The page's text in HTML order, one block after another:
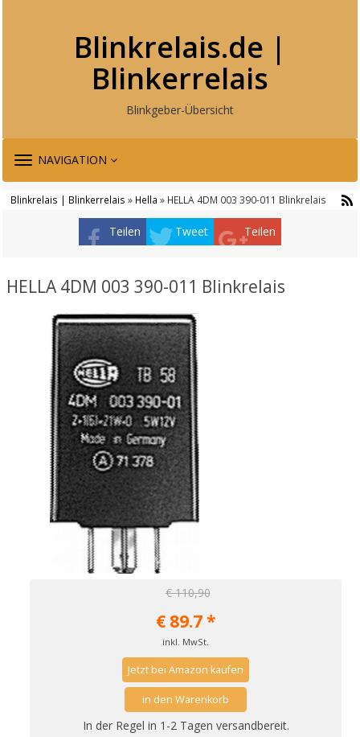
Blinkrelais.de |
Blinkerrelais
Blinkgeber-Übersicht
TOGGLE
NAVIGATION
Blinkrelais | Blinkerrelais » Hella » HELLA 4DM 003 390-011 Blinkrelais
Teilen Tweet Teilen
HELLA 4DM 003 390-011 Blinkrelais
€ 110,90
€ 89.7*
inkl. MwSt.
Jetzt bei Amazon kaufen
in den Warenkorb
In der Regel in 1-2 Tagen versandbereit.